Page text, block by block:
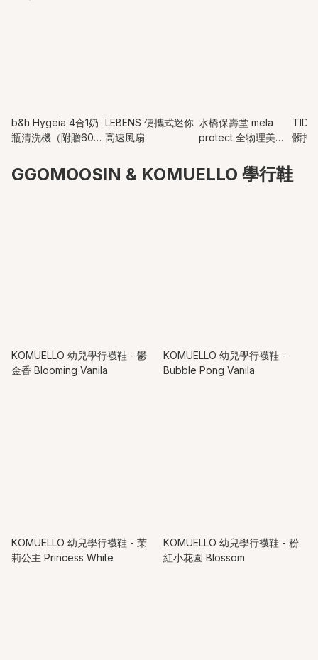
b&h Hygeia 4合1奶
瓶清洗機（附贈60粒
理保養)
LEBENS 便攜式迷你
高速風扇
水橋保壽堂 mela
protect 全物理美顏
SPF50+ PA++++ -
日本製造
髒托
個月
GGOMOOSIN & KOMUELLO 學行鞋
KOMUELLO 幼兒學行襪鞋 - 鬱
金香 Blooming Vanila
KOMUELLO 幼兒學行襪鞋 -
Bubble Pong Vanila
KOMUELLO 幼兒學行襪鞋 - 茉
莉公主 Princess White
KOMUELLO 幼兒學行襪鞋 - 粉
紅小花園 Blossom